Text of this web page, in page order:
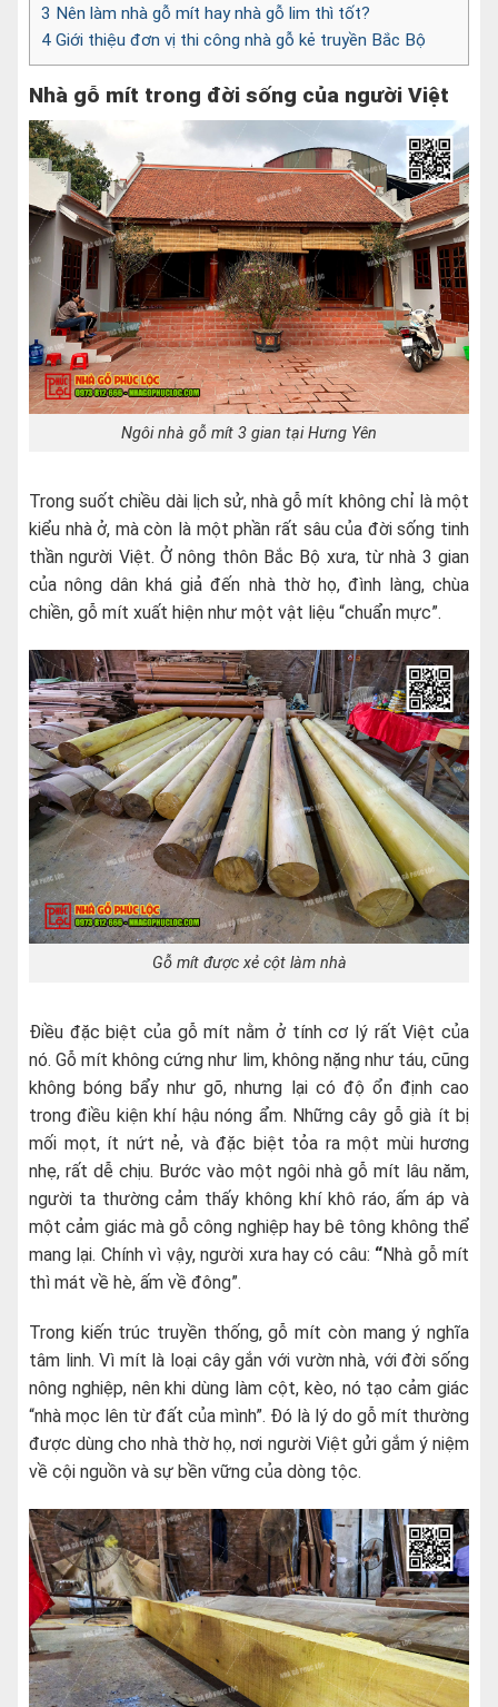
3 Nên làm nhà gỗ mít hay nhà gỗ lim thì tốt?
4 Giới thiệu đơn vị thi công nhà gỗ kẻ truyền Bắc Bộ
Nhà gỗ mít trong đời sống của người Việt
Ngôi nhà gỗ mít 3 gian tại Hưng Yên
Trong suốt chiều dài lịch sử, nhà gỗ mít không chỉ là một
kiểu nhà ở, mà còn là một phần rất sâu của đời sống tinh
thần người Việt. Ở nông thôn Bắc Bộ xưa, từ nhà 3 gian
của nông dân khá giả đến nhà thờ họ, đình làng, chùa
chiền, gỗ mít xuất hiện như một vật liệu “chuẩn mực”.
Gỗ mít được xẻ cột làm nhà
Điều đặc biệt của gỗ mít nằm ở tính cơ lý rất Việt của
nó. Gỗ mít không cứng như lim, không nặng như táu, cũng
không bóng bẩy như gõ, nhưng lại có độ ổn định cao
trong điều kiện khí hậu nóng ẩm. Những cây gỗ già ít bị
mối mọt, ít nứt nẻ, và đặc biệt tỏa ra một mùi hương
nhẹ, rất dễ chịu. Bước vào một ngôi nhà gỗ mít lâu năm,
người ta thường cảm thấy không khí khô ráo, ấm áp và
một cảm giác mà gỗ công nghiệp hay bê tông không thể
mang lại. Chính vì vậy, người xưa hay có câu: “Nhà gỗ mít
thì mát về hè, ấm về đông”.
Trong kiến trúc truyền thống, gỗ mít còn mang ý nghĩa
tâm linh. Vì mít là loại cây gắn với vườn nhà, với đời sống
nông nghiệp, nên khi dùng làm cột, kèo, nó tạo cảm giác
“nhà mọc lên từ đất của mình”. Đó là lý do gỗ mít thường
được dùng cho nhà thờ họ, nơi người Việt gửi gắm ý niệm
về cội nguồn và sự bền vững của dòng tộc.